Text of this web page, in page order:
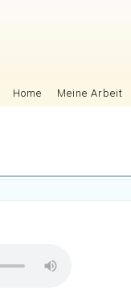
Home Meine Arbeit